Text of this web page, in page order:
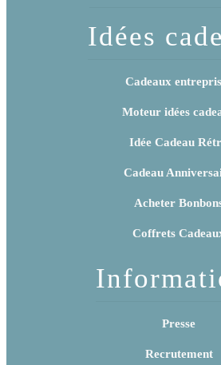
Idées
Cadeaux
Moteur idées
Idée Cadeau
Cadeau
Acheter
Coffrets
Presse
Recrutement